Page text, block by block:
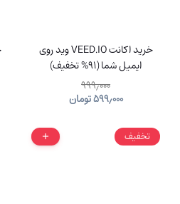
خرید اکانت VEED.IO وید روی
ایمیل شما (91% تخفیف)
۹۹۹٫۰۰۰
۵۹۹٫۰۰۰تومان
تخفیف